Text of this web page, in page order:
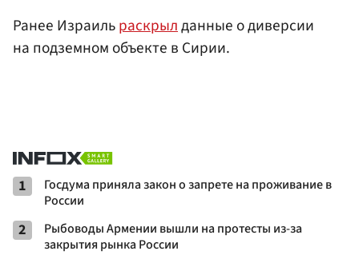
Ранее Израильраскрылданные о диверсии
на подземном объекте в Сирии.
1
Госдума приняла закон о запрете на проживание в
России
2
Рыбоводы Армении вышли на протесты из-за
закрытия рынка России